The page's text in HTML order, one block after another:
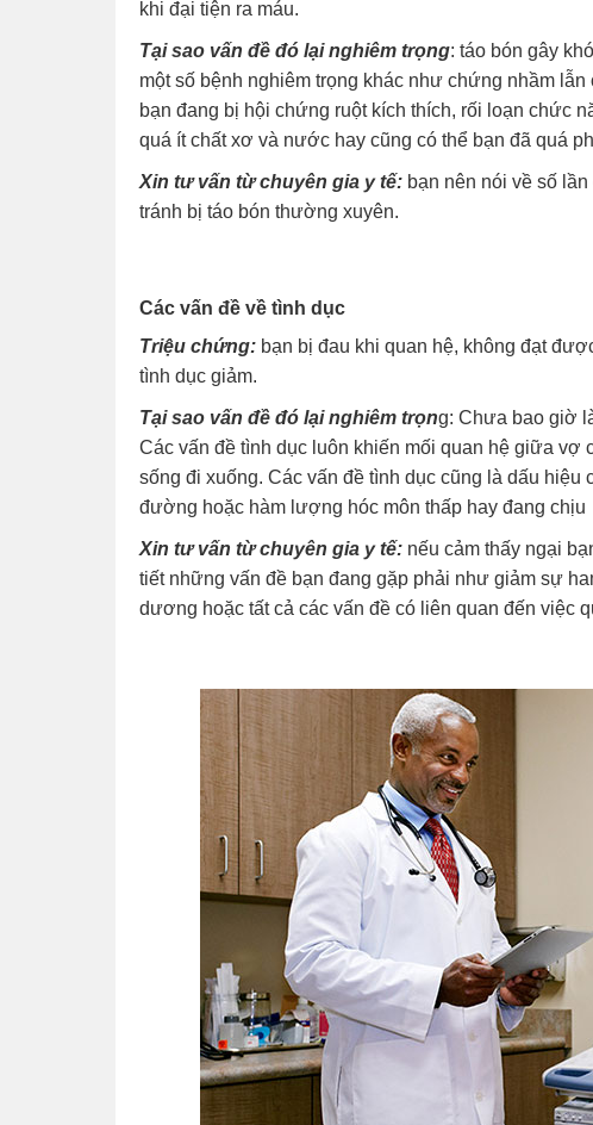
khi đại tiện ra máu.
Tại sao vấn đề đó lại nghiêm trọng: táo bón gây
một số bệnh nghiêm trọng khác như chứng nhầm
bạn đang bị hội chứng ruột kích thích, rối loạn chức
quá ít chất xơ và nước hay cũng có thể bạn đã quá
Xin tư vấn từ chuyên gia y tế: bạn nên nói về số
tránh bị táo bón thường xuyên.
Các vấn đề về tình dục
Triệu chứng: bạn bị đau khi quan hệ, không đạt
tình dục giảm.
Tại sao vấn đề đó lại nghiêm trọng: Chưa bao giờ
Các vấn đề tình dục luôn khiến mối quan hệ giữa
sống đi xuống. Các vấn đề tình dục cũng là dấu hiệu
đường hoặc hàm lượng hóc môn thấp hay đang
Xin tư vấn từ chuyên gia y tế: nếu cảm thấy ngại
tiết những vấn đề bạn đang gặp phải như giảm sự
dương hoặc tất cả các vấn đề có liên quan đến việc